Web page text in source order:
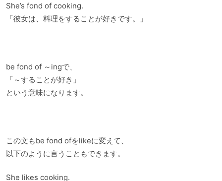
She’s fond of cooking.
「彼女は、料理をすることが好きです。」
be fond of ～ingで、
「～することが好き」
という意味になります。
この文もbe fond ofをlikeに変えて、
以下のように言うこともできます。
She likes cooking.